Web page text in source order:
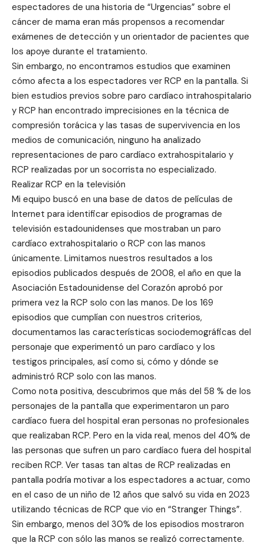
espectadores de una historia de “Urgencias” sobre el
cáncer de mama eran más propensos a recomendar
exámenes de detección y un orientador de pacientes que
los apoye durante el tratamiento.
Sin embargo, no encontramos estudios que examinen
cómo afecta a los espectadores ver RCP en la pantalla. Si
bien estudios previos sobre paro cardíaco intrahospitalario
y RCP han encontrado imprecisiones en la técnica de
compresión torácica y las tasas de supervivencia en los
medios de comunicación, ninguno ha analizado
representaciones de paro cardíaco extrahospitalario y
RCP realizadas por un socorrista no especializado.
Realizar RCP en la televisión
Mi equipo buscó en una base de datos de películas de
Internet para identificar episodios de programas de
televisión estadounidenses que mostraban un paro
cardíaco extrahospitalario o RCP con las manos
únicamente. Limitamos nuestros resultados a los
episodios publicados después de 2008, el año en que la
Asociación Estadounidense del Corazón aprobó por
primera vez la RCP solo con las manos. De los 169
episodios que cumplían con nuestros criterios,
documentamos las características sociodemográficas del
personaje que experimentó un paro cardíaco y los
testigos principales, así como si, cómo y dónde se
administró RCP solo con las manos.
Como nota positiva, descubrimos que más del 58 % de los
personajes de la pantalla que experimentaron un paro
cardíaco fuera del hospital eran personas no profesionales
que realizaban RCP. Pero en la vida real, menos del 40% de
las personas que sufren un paro cardíaco fuera del hospital
reciben RCP. Ver tasas tan altas de RCP realizadas en
pantalla podría motivar a los espectadores a actuar, como
en el caso de un niño de 12 años que salvó su vida en 2023
utilizando técnicas de RCP que vio en “Stranger Things”.
Sin embargo, menos del 30% de los episodios mostraron
que la RCP con sólo las manos se realizó correctamente.